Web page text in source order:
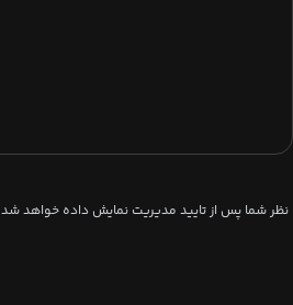
نظر شما پس از تایید مدیریت نمایش داده خواهد شد